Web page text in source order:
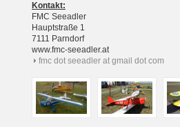
Kontakt:
FMC Seeadler
Hauptstraße 1
7111 Parndorf
www.fmc-seeadler.at
fmc dot seeadler at gmail dot com